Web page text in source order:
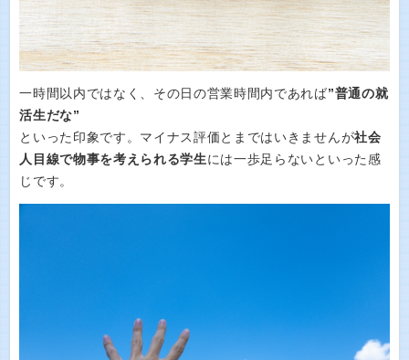
一時間以内ではなく、その日の営業時間内であれば”普通の就
活生だな”
といった印象です。マイナス評価とまではいきませんが社会
人目線で物事を考えられる学生 には一歩足らないといった感
じです。